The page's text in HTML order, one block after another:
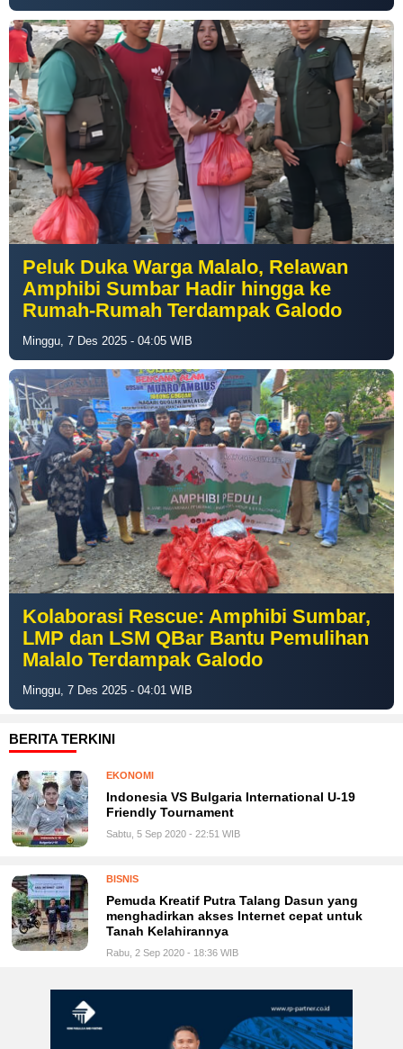
Peluk Duka Warga Malalo, Relawan
Amphibi Sumbar Hadir hingga ke
Rumah-Rumah Terdampak Galodo
Minggu, 7 Des 2025 - 04:05 WIB
Kolaborasi Rescue: Amphibi Sumbar,
LMP dan LSM QBar Bantu Pemulihan
Malalo Terdampak Galodo
Minggu, 7 Des 2025 - 04:01 WIB
BERITA TERKINI
EKONOMI
Indonesia VS Bulgaria International U-19
Friendly Tournament
Sabtu, 5 Sep 2020 - 22:51 WIB
BISNIS
Pemuda Kreatif Putra Talang Dasun yang
menghadirkan akses Internet cepat untuk
Tanah Kelahirannya
Rabu, 2 Sep 2020 - 18:36 WIB